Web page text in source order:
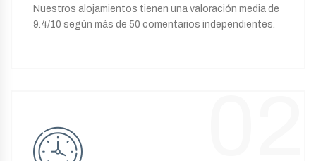
Nuestros alojamientos tienen una valoración media de
9.4/10 según más de 50 comentarios independientes.